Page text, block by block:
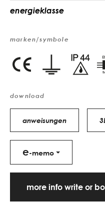
energieklasse
marken/symbole
download
anweisungen
e-memo
more info write or